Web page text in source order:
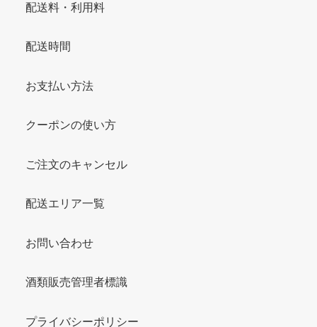
配送料・利用料
配送時間
お支払い方法
クーポンの使い方
ご注文のキャンセル
配送エリア一覧
お問い合わせ
酒類販売管理者標識
プライバシーポリシー